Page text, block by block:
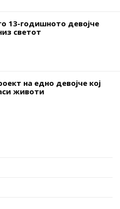
13-годишното девојче
светот
на едно девојче кој
животи